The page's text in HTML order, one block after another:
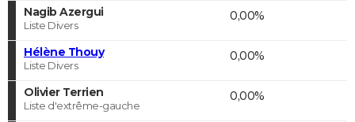
Nagib Azergui
Liste Divers
0,00%
Hélène Thouy
Liste Divers
0,00%
Olivier Terrien
Liste d'extrême-gauche
0,00%